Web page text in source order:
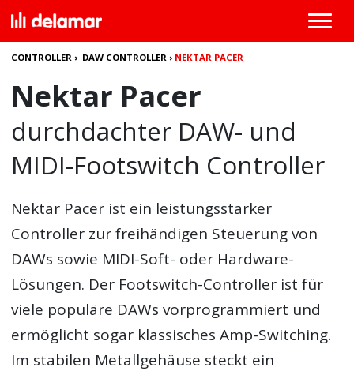
CONTROLLER › DAW CONTROLLER › NEKTAR PACER
Nektar Pacer
durchdachter DAW- und
MIDI-Footswitch Controller
Nektar Pacer ist ein leistungsstarker
Controller zur freihändigen Steuerung von
DAWs sowie MIDI-Soft- oder Hardware-
Lösungen. Der Footswitch-Controller ist für
viele populäre DAWs vorprogrammiert und
ermöglicht sogar klassisches Amp-Switching.
Im stabilen Metallgehäuse steckt ein